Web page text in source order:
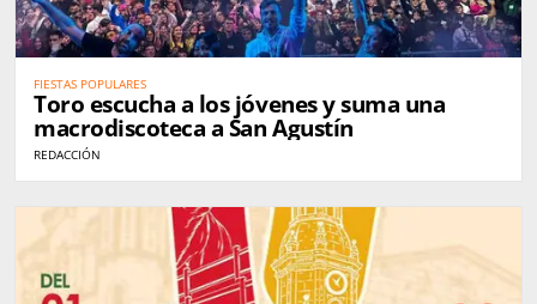
FIESTAS POPULARES
Toro escucha a los jóvenes y suma una
macrodiscoteca a San Agustín
REDACCIÓN